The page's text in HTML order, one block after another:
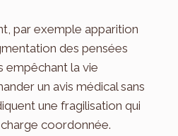
par exemple apparition
des pensées
empêchant la vie
un avis médical sans
une fragilisation qui
coordonnée.